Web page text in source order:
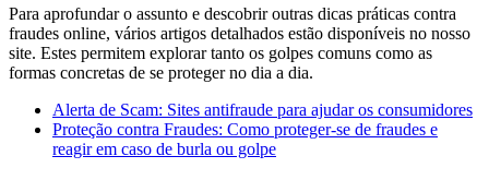
Para aprofundar o assunto e descobrir outras dicas práticas contra
fraudes online, vários artigos detalhados estão disponíveis no nosso
site. Estes permitem explorar tanto os golpes comuns como as
formas concretas de se proteger no dia a dia.
Alerta de Scam: Sites antifraude para ajudar os consumidores
Proteção contra Fraudes: Como proteger-se de fraudes e
reagir em caso de burla ou golpe